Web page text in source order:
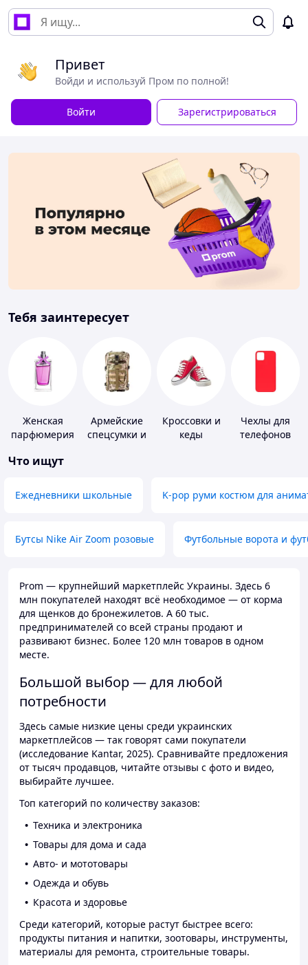
Привет
Войди и используй Пром по полной!
Войти Зарегистрироваться
Тебя заинтересует
Женская
парфюмерия
Армейские
спецсумки и
Кроссовки и
кеды
Чехлы для
телефонов
Что ищут
Ежедневники школьные K-pop руми костюм для
Бутсы Nike Air Zoom розовые Футбольные ворота и
Prom — крупнейший маркетплейс Украины. Здесь 6
млн покупателей находят всё необходимое — от корма
для щенков до бронежилетов. А 60 тыс.
предпринимателей со всей страны продают и
развивают бизнес. Более 120 млн товаров в одном
месте.
Большой выбор — для любой
потребности
Здесь самые низкие цены среди украинских
маркетплейсов — так говорят сами покупатели
(исследование Kantar, 2025). Сравнивайте предложения
от тысяч продавцов, читайте отзывы с фото и видео,
выбирайте лучшее.
Топ категорий по количеству заказов:
Техника и электроника
Товары для дома и сада
Авто- и мототовары
Одежда и обувь
Красота и здоровье
Среди категорий, которые растут быстрее всего:
продукты питания и напитки, зоотовары, инструменты,
материалы для ремонта, строительные товары.